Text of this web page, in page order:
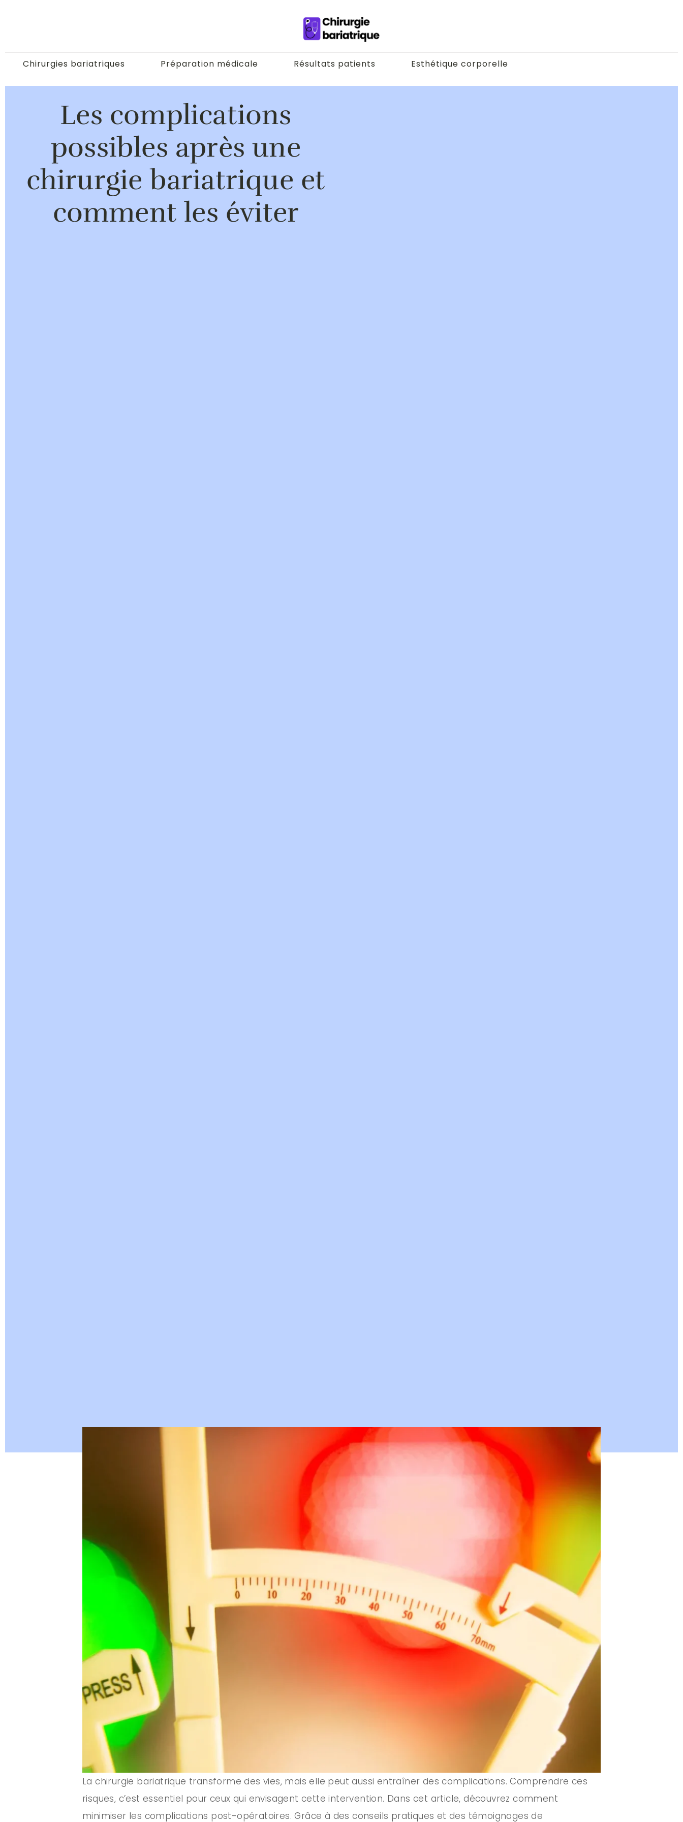
Chirurgies bariatriques Préparation médicale Résultats patients Esthétique corporelle
Les complications
possibles après une
chirurgie bariatrique et
comment les éviter
La chirurgie bariatrique transforme des vies, mais elle peut aussi entraîner des complications. Comprendre ces
risques, c’est essentiel pour ceux qui envisagent cette intervention. Dans cet article, découvrez comment
minimiser les complications post-opératoires. Grâce à des conseils pratiques et des témoignages de